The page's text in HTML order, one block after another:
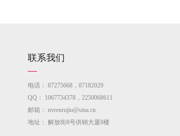
联系我们
电话： 87275668，87182029
QQ：
1067734378，2250068611
邮箱： nvrenrujiu@sina.cn
地址： 解放街8号供销大厦8楼